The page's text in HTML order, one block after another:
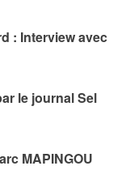
: Interview avec
le journal Sel
MAPINGOU